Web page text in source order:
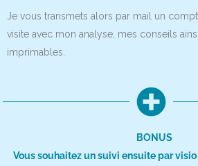
Je vous transmets alors par mail un
visite avec mon analyse, mes conseils
imprimables.
BONUS
Vous souhaitez un suivi ensuite par